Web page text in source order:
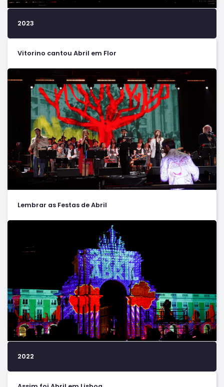
2023
Vitorino cantou Abril em Flor
Lembrar as Festas de Abril
2022